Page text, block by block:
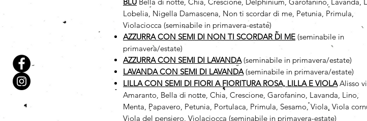
Lobelia, Nigella Damascena, Non ti scordar di me, Petunia, Primula,
Violaciocca (seminabile in primavera-estate)
AZZURRA CON SEMI DI NON TI SCORDAR DI ME (seminabile in
primavera/estate)
AZZURRA CON SEMI DI LAVANDA(seminabile in primavera/estate)
LAVANDA CON SEMI DI LAVANDA(seminabile in primavera/estate)
LILLA CON SEMI DI FIORI A FIORITURA ROSA, LILLA E VIOLAAlisso
Amaranto, Bella di notte, Chia, Crescione, Garofanino, Lavanda, Lino,
Menta, Papavero, Petunia, Portulaca, Primula, Sesamo, Viola, Viola
Viola del pensiero, Violaciocca (seminabile in primavera-estate)